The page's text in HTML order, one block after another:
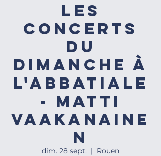
Les
concerts
du
dimanche à
l'Abbatiale
- Matti
VAAKANAINE
N
dim. 28 sept.
  |
Rouen